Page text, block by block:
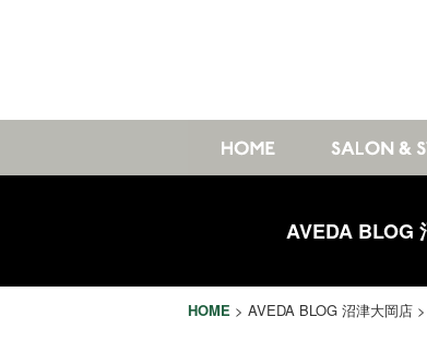
AVEDA BLOG
HOME > AVEDA BLOG 沼津大岡店